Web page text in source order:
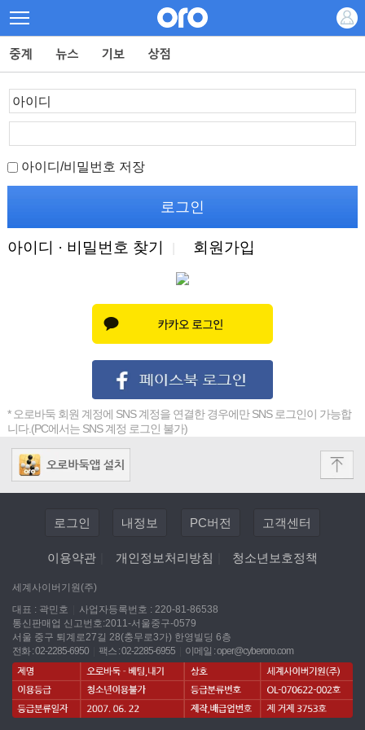
아이디/비밀번호 저장
아이디 · 비밀번호 찾기 회원가입
* 오로바둑 회원 계정에 SNS 계정을 연결한 경우에만 SNS 로그인이 가능합
니다.(PC에서는 SNS 계정 로그인 불가)
로그인 내정보 PC버전 고객센터
이용약관 개인정보처리방침 청소년보호정책
세계사이버기원(주)
대표 : 곽민호
사업자등록번호 : 220-81-86538
통신판매업 신고번호:2011-서울중구-0579
서울 중구 퇴계로27길 28(충무로3가) 한영빌딩 6층
전화 : 02-2285-6950
팩스 : 02-2285-6955 이메일 :oper@cyberoro.com